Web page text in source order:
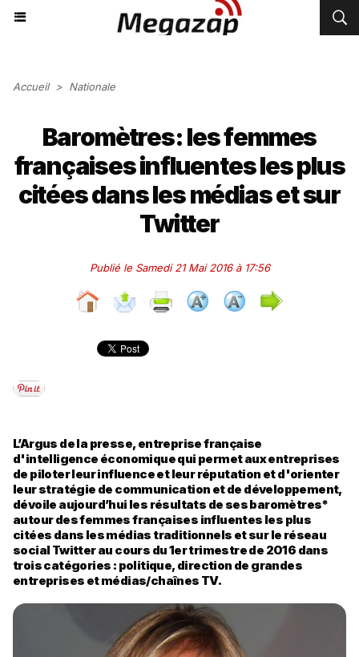
Accueil > Nationale
Baromètres: les femmes
françaises influentes les plus
citées dans les médias et sur
Twitter
Publié le Samedi 21 Mai 2016 à 17:56
L’Argus de la presse, entreprise française
d'intelligence économique qui permet aux entreprises
de piloter leur influence et leur réputation et d'orienter
leur stratégie de communication et de développement,
dévoile aujourd’hui les résultats de ses baromètres*
autour des femmes françaises influentes les plus
citées dans les médias traditionnels et sur le réseau
social Twitter au cours du 1er trimestre de 2016 dans
trois catégories : politique, direction de grandes
entreprises et médias/chaînes TV.